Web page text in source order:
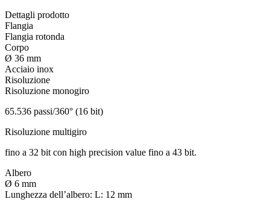
Dettagli prodotto
Flangia
Flangia rotonda
Corpo
Ø 36 mm
Acciaio inox
Risoluzione
Risoluzione monogiro
65.536 passi/360° (16 bit)
Risoluzione multigiro
fino a 32 bit con high precision value fino a 43 bit.
Albero
Ø 6 mm
Lunghezza dell’albero: L: 12 mm